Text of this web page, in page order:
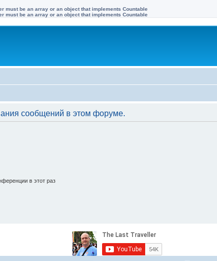
must be an array or an object that implements Countable
must be an array or an object that implements Countable
сообщений в этом форуме.
в этот раз